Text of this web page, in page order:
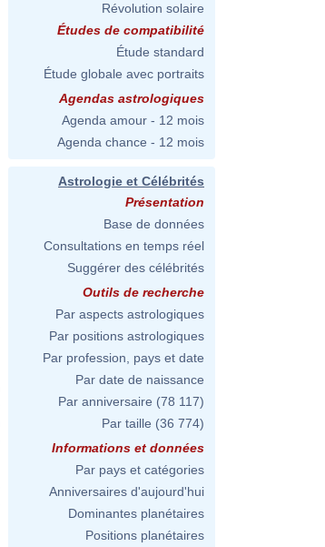
Révolution solaire
Études de compatibilité
Étude standard
Étude globale avec portraits
Agendas astrologiques
Agenda amour - 12 mois
Agenda chance - 12 mois
Astrologie et Célébrités
Présentation
Base de données
Consultations en temps réel
Suggérer des célébrités
Outils de recherche
Par aspects astrologiques
Par positions astrologiques
Par profession, pays et date
Par date de naissance
Par anniversaire (78 117)
Par taille (36 774)
Informations et données
Par pays et catégories
Anniversaires d'aujourd'hui
Dominantes planétaires
Positions planétaires